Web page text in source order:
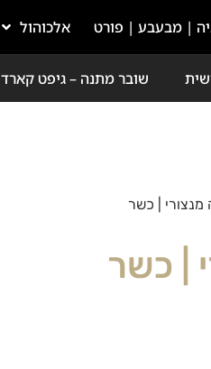
| מבעבע | פורט אלכוהול
שובר מתנה – גיפט קארד
מנצורי | כשר
| כשר